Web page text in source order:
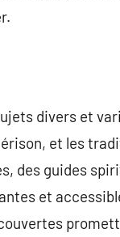
divers et
et les
des guides
et